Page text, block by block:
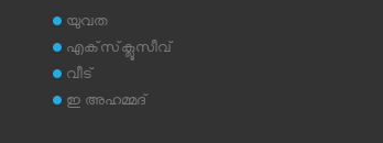
യുവത
എക്‌സ്‌ക്ലൂസീവ്
വീട്
ഇ അഹമ്മദ്‌